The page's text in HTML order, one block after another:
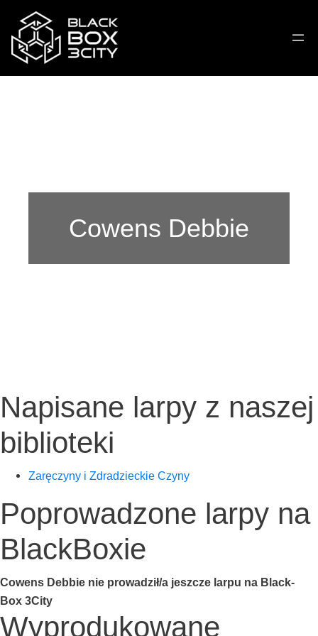
Cowens Debbie
Napisane larpy z naszej
biblioteki
Zarę­czy­ny i Zdra­dziec­kie Czyny
Poprowadzone larpy na
BlackBoxie
Cowens Deb­bie nie prowadził/a jesz­cze lar­pu na Black­
Box 3City
Wyprodukowane